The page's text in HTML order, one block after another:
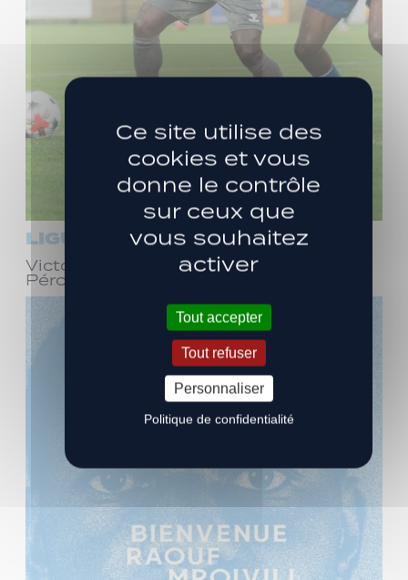
LIGUE 3
Victoire face à Bourg-en-Bresse
Péronnas (1-0)
Ce site utilise des
cookies et vous
donne le contrôle
sur ceux que
vous souhaitez
activer
Tout accepter
Tout refuser
Personnaliser
Politique de confidentialité